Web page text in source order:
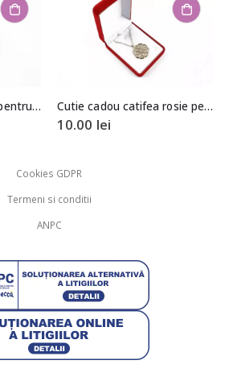
Cutie cadou catifea rosie pentru colier/pandantiv
-10%
Cutie cadou alba pentru inel sau cercei 3,5×4,5×4,5cm
3.40lei 3.06
Cookies GDPR
Termeni si conditii
ANPC